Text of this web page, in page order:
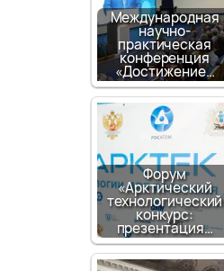
Международная
научно-
практическая
конференция
«Достижение…
Форум
«Арктический
технологический
конкурс:
презентация…